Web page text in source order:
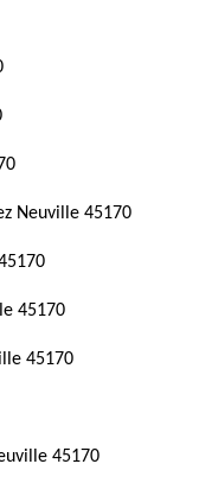
Neuville 45170
45170
45170
45170